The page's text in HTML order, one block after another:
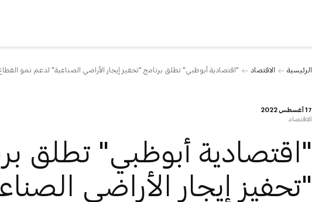
الرئيسية الاقتصاد "اقتصادية أبوظبي" تطلق برنامج "تحفيز إيجار الأراضي الصناعية" لدعم نمو
17 أغسطس 2022
الاقتصاد
"اقتصادية أبوظبي" تطلق
"تحفيز إيجار الأراضي